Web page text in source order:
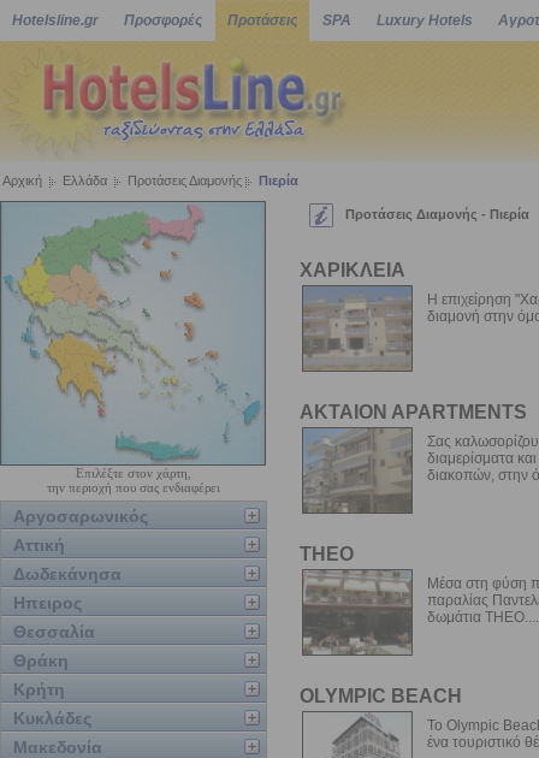
Hotelsline.gr Προσφορές Προτάσεις SPA Luxury Hotels
Αρχική Ελλάδα Προτάσεις Διαμονής Πιερία
Επιλέξτε στον χάρτη,
την περιοχή που σας ενδιαφέρει
Αργοσαρωνικός
Αττική
Δωδεκάνησα
Ηπειρος
Θεσσαλία
Θράκη
Κρήτη
Κυκλάδες
Μακεδονία
Προτάσεις Διαμονής - Πιερία
ΧΑΡΙΚΛΕΙΑ
Η επιχείρηση
διαμονή στην
AKTAION APARTMENTS
Σας
διαμερίσματα
διακοπών, στην
THEO
Μέσα στη φύση
παραλίας
δωμάτια THEO....
OLYMPIC BEACH
Το Olympic
ένα τουριστικό